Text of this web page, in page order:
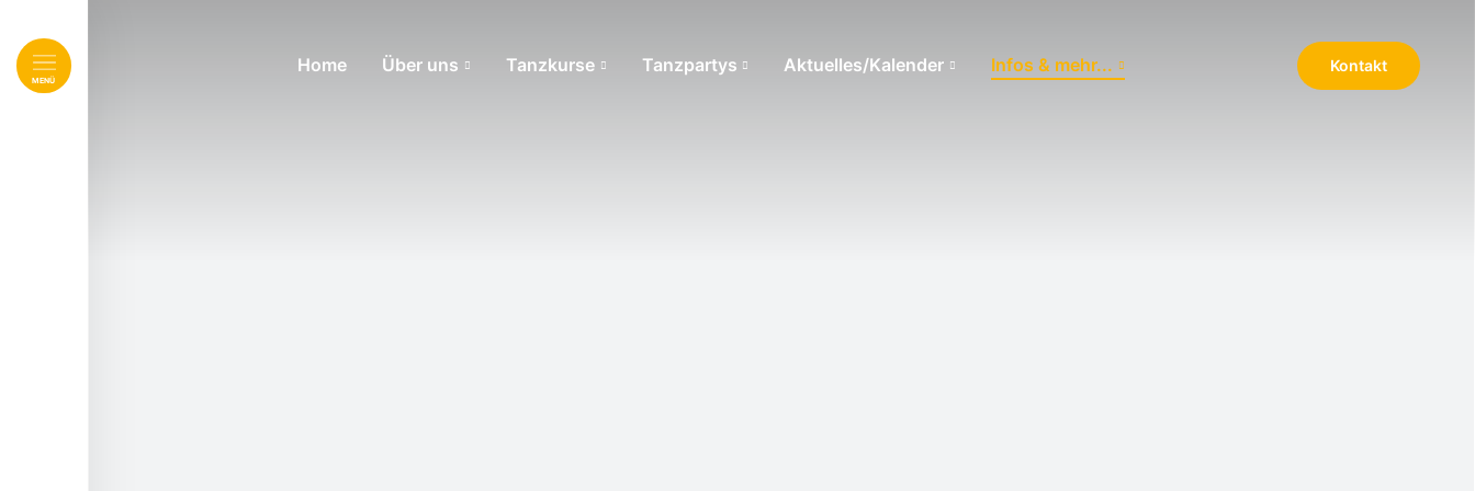
MENÜ
Navigation überspringen
Home Über uns Tanzkurse Tanzpartys Aktuelles/Kalender Infos & mehr... Kontakt